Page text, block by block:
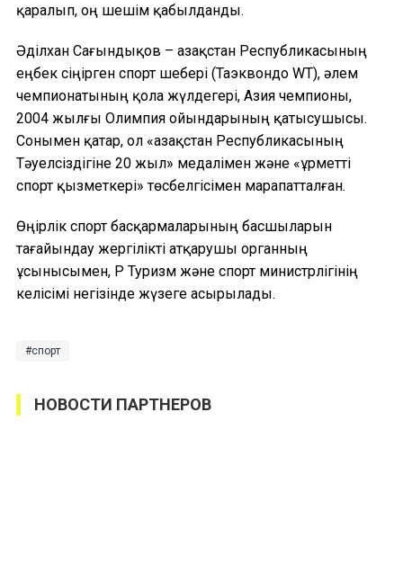
қаралып, оң шешім қабылданды.
Әділхан Сағындықов – Қазақстан Республикасының
еңбек сіңірген спорт шебері (Таэквондо WT), әлем
чемпионатының қола жүлдегері, Азия чемпионы,
2004 жылғы Олимпия ойындарының қатысушысы.
Сонымен қатар, ол «Қазақстан Республикасының
Тәуелсіздігіне 20 жыл» медалімен және «Құрметті
спорт қызметкері» төсбелгісімен марапатталған.
Өңірлік спорт басқармаларының басшыларын
тағайындау жергілікті атқарушы органның
ұсынысымен, ҚР Туризм және спорт министрлігінің
келісімі негізінде жүзеге асырылады.
спорт
НОВОСТИ ПАРТНЕРОВ